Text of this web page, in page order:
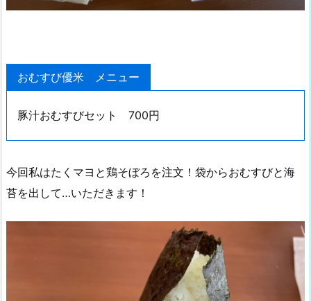
おむすび優米 メニュー
豚汁おむすびセット 700円
今回私はたくマヨと鶏そぼろを注文！袋からおむすびと海
苔を出して…いただきます！